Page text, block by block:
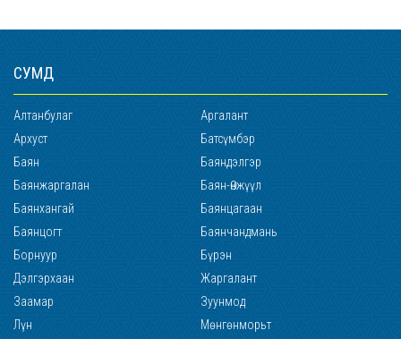
СУМД
Алтанбулаг
Аргалант
Архуст
Батсүмбэр
Баян
Баяндэлгэр
Баянжаргалан
Баян-Өнжүүл
Баянхангай
Баянцагаан
Баянцогт
Баянчандмань
Борнуур
Бүрэн
Дэлгэрхаан
Жаргалант
Заамар
Зуунмод
Лүн
Мөнгөнморьт